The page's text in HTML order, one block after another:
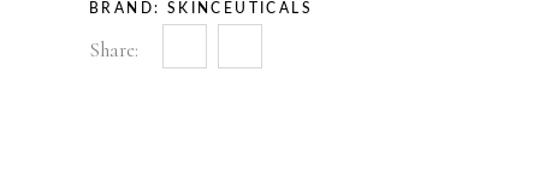
BRAND: SKINCEUTICALS
Share: